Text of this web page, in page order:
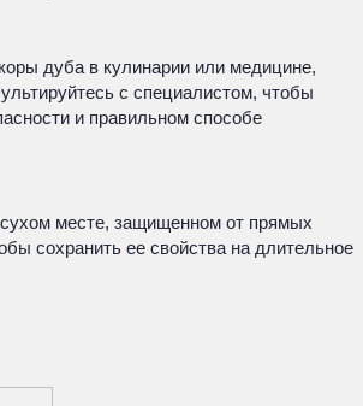
дуба в кулинарии или медицине,
с специалистом, чтобы
и правильном способе
месте, защищенном от прямых
сохранить ее свойства на длительное